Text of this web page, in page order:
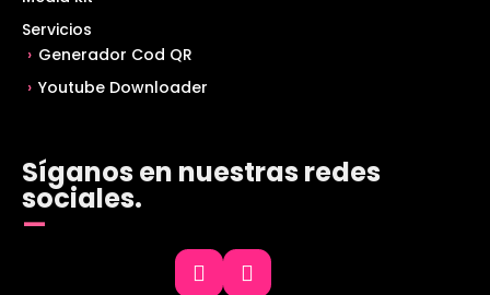
Servicios
Generador Cod QR
Youtube Downloader
Síganos en nuestras redes
sociales.